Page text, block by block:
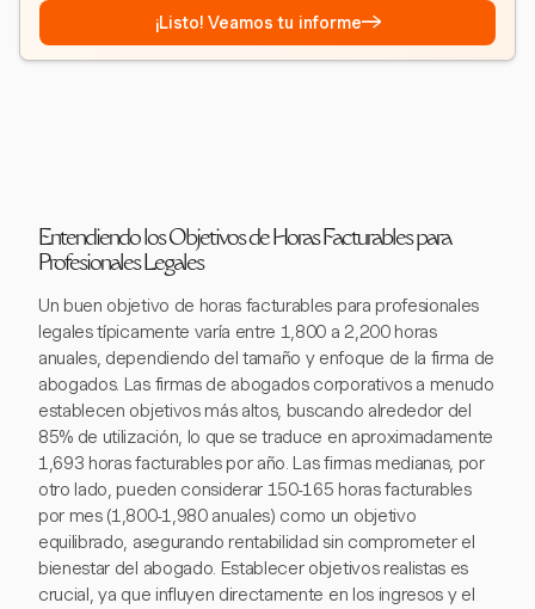
¡Listo! Veamos tu informe→
Entendiendo los Objetivos de Horas Facturables para
Profesionales Legales
Un buen objetivo de horas facturables para profesionales
legales típicamente varía entre 1,800 a 2,200 horas
anuales, dependiendo del tamaño y enfoque de la firma de
abogados. Las firmas de abogados corporativos a menudo
establecen objetivos más altos, buscando alrededor del
85% de utilización, lo que se traduce en aproximadamente
1,693 horas facturables por año. Las firmas medianas, por
otro lado, pueden considerar 150-165 horas facturables
por mes (1,800-1,980 anuales) como un objetivo
equilibrado, asegurando rentabilidad sin comprometer el
bienestar del abogado. Establecer objetivos realistas es
crucial, ya que influyen directamente en los ingresos y el